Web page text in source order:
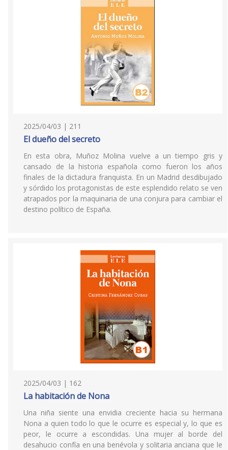
2025/04/03 | 211
El dueño del secreto
En esta obra, Muñoz Molina vuelve a un tiempo gris y
cansado de la historia española como fueron los años
finales de la dictadura franquista. En un Madrid desdibujado
y sórdido los protagonistas de este esplendido relato se ven
atrapados por la maquinaria de una conjura para cambiar el
destino político de España.
2025/04/03 | 162
La habitación de Nona
Una niña siente una envidia creciente hacia su hermana
Nona a quien todo lo que le ocurre es especial y, lo que es
peor, le ocurre a escondidas. Una mujer al borde del
desahucio confía en una benévola y solitaria anciana que le